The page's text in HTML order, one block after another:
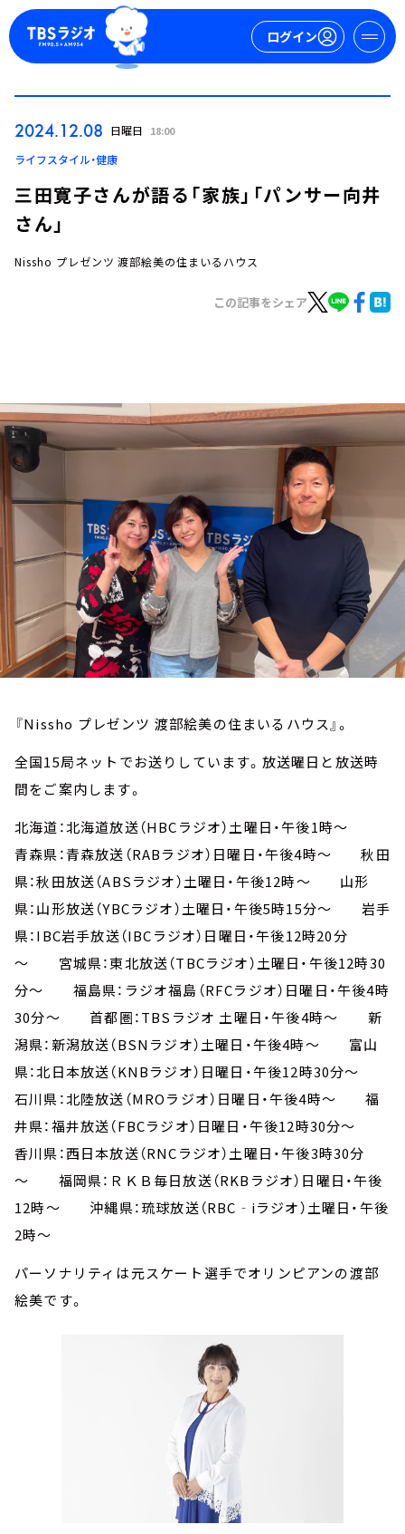
ログイン
ログイン
お知らせ
イベント・グッズ
YouTube
2024.12.08 日曜日 18:00
ライフスタイル・健康
三田寛子さんが語る「家族」「パンサー向井
さん」
Nissho プレゼンツ 渡部絵美の住まいるハウス
この記事をシェア
『Nissho プレゼンツ 渡部絵美の住まいるハウス』。
全国15局ネットでお送りしています。放送曜日と放送時
間をご案内します。
北海道：北海道放送（HBCラジオ）土曜日・午後1時～
青森県：青森放送（RABラジオ）日曜日・午後4時～ 秋田
県：秋田放送（ABSラジオ）土曜日・午後12時～ 山形
県：山形放送（YBCラジオ）土曜日・午後5時15分～ 岩手
県：IBC岩手放送（IBCラジオ）日曜日・午後12時20分
～ 宮城県：東北放送（TBCラジオ）土曜日・午後12時30
分～ 福島県：ラジオ福島（RFCラジオ）日曜日・午後4時
30分～ 首都圏：TBSラジオ 土曜日・午後4時～ 新
潟県：新潟放送（BSNラジオ）土曜日・午後4時～ 富山
県：北日本放送（KNBラジオ）日曜日・午後12時30分～
石川県：北陸放送（MROラジオ）日曜日・午後4時～ 福
井県：福井放送（FBCラジオ）日曜日・午後12時30分～
香川県：西日本放送（RNCラジオ）土曜日・午後3時30分
～ 福岡県：ＲＫＢ毎日放送（RKBラジオ）日曜日・午後
12時～ 沖縄県：琉球放送（RBC‐iラジオ）土曜日・午後
2時～
パーソナリティは元スケート選手でオリンピアンの渡部
絵美です。